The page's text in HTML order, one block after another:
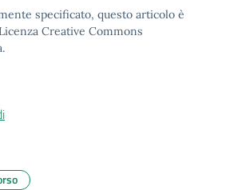
specificato, questo articolo è
Creative Commons